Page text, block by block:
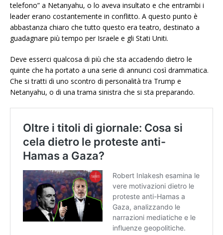
telefono” a Netanyahu, o lo aveva insultato e che entrambi i
leader erano costantemente in conflitto. A questo punto è
abbastanza chiaro che tutto questo era teatro, destinato a
guadagnare più tempo per Israele e gli Stati Uniti.
Deve esserci qualcosa di più che sta accadendo dietro le
quinte che ha portato a una serie di annunci così drammatica.
Che si tratti di uno scontro di personalità tra Trump e
Netanyahu, o di una trama sinistra che si sta preparando.